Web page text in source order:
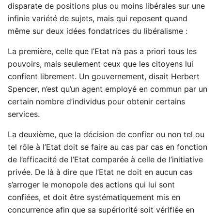
disparate de positions plus ou moins libérales sur une
infinie variété de sujets, mais qui reposent quand
même sur deux idées fondatrices du libéralisme :
La première, celle que l’Etat n’a pas a priori tous les
pouvoirs, mais seulement ceux que les citoyens lui
confient librement. Un gouvernement, disait Herbert
Spencer, n’est qu’un agent employé en commun par un
certain nombre d’individus pour obtenir certains
services.
La deuxième, que la décision de confier ou non tel ou
tel rôle à l’Etat doit se faire au cas par cas en fonction
de l’efficacité de l’Etat comparée à celle de l’initiative
privée. De là à dire que l’Etat ne doit en aucun cas
s’arroger le monopole des actions qui lui sont
confiées, et doit être systématiquement mis en
concurrence afin que sa supériorité soit vérifiée en